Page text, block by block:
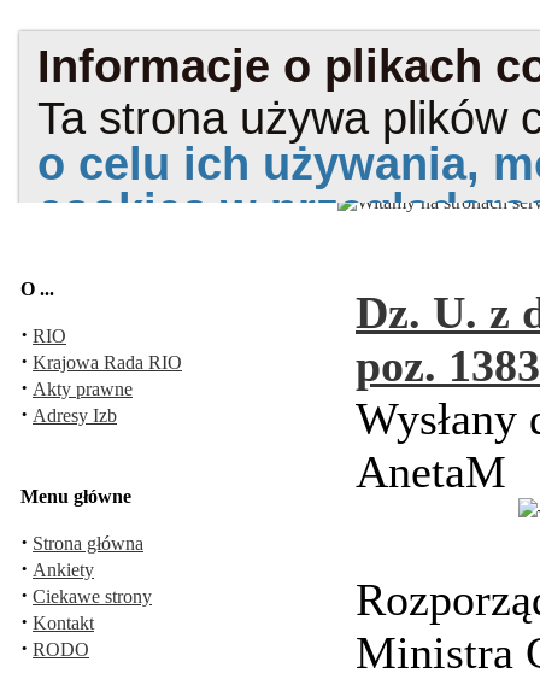
O ...
· RIO
· Krajowa Rada RIO
· Akty prawne
· Adresy Izb
Menu główne
· Strona główna
· Ankiety
· Ciekawe strony
· Kontakt
· RODO
Dz. U. z
poz. 1383
Wysłany
AnetaM
Ministra